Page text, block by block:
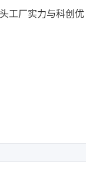
工厂实力与科创优